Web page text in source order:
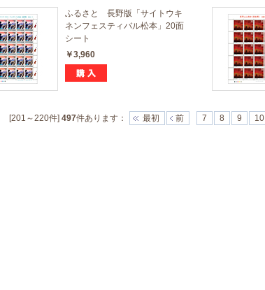
ふるさと 長野版「サイトウキ
ネンフェスティバル松本」20面
シート
￥3,960
[201～220件] 497件あります ： 最初 前 7 8 9 10